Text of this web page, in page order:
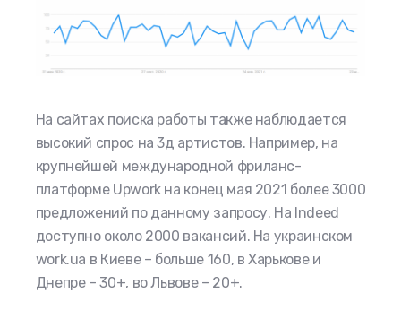
На сайтах поиска работы также наблюдается
высокий спрос на 3д артистов. Например, на
крупнейшей международной фриланс-
платформе Upwork на конец мая 2021 более 3000
предложений по данному запросу. На Indeed
доступно около 2000 вакансий. На украинском
work.ua в Киеве – больше 160, в Харькове и
Днепре – 30+, во Львове – 20+.